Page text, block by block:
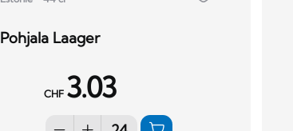
Pohjala Laager
CHF 3.03